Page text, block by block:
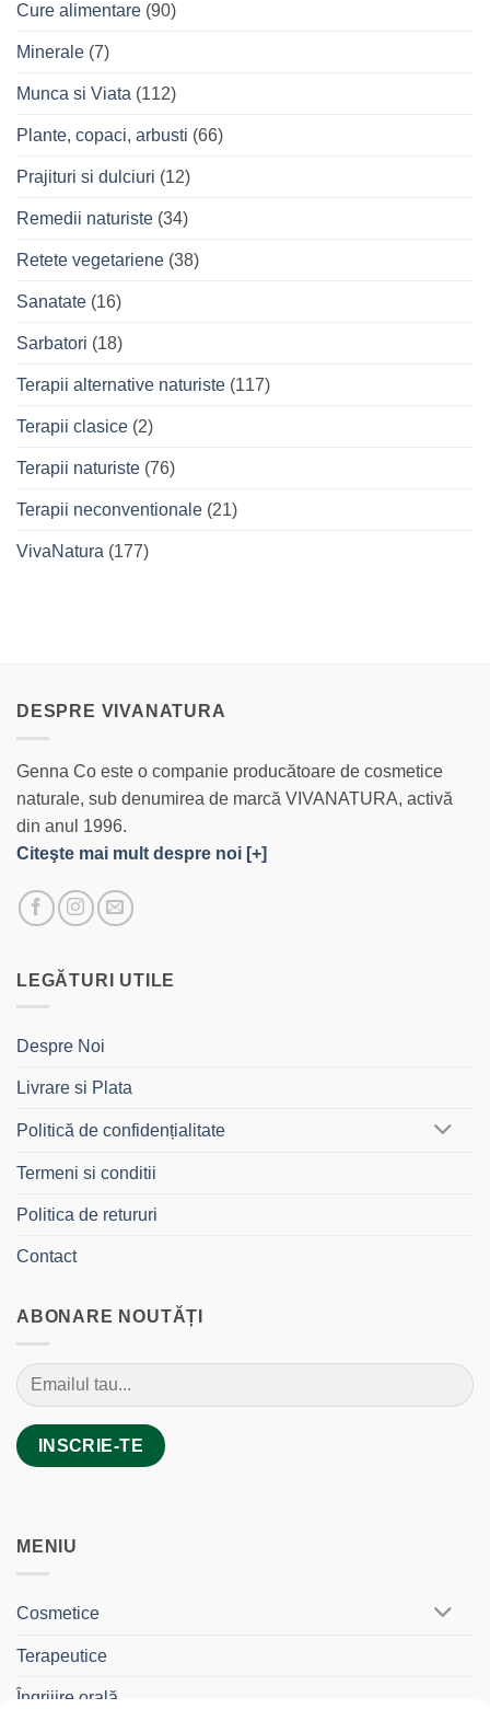
Cure alimentare (90)
Minerale (7)
Munca si Viata (112)
Plante, copaci, arbusti (66)
Prajituri si dulciuri (12)
Remedii naturiste (34)
Retete vegetariene (38)
Sanatate (16)
Sarbatori (18)
Terapii alternative naturiste (117)
Terapii clasice (2)
Terapii naturiste (76)
Terapii neconventionale (21)
VivaNatura (177)
DESPRE VIVANATURA
Genna Co este o companie producătoare de cosmetice
naturale, sub denumirea de marcă VIVANATURA, activă
din anul 1996.
Citeşte mai mult despre noi [+]
LEGĂTURI UTILE
Despre Noi
Livrare si Plata
Politică de confidențialitate
Termeni si conditii
Politica de retururi
Contact
ABONARE NOUTĂȚI
MENIU
Cosmetice
Terapeutice
Îngrijire orală